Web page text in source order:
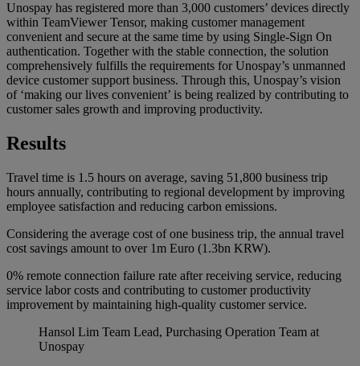
Unospay has registered more than 3,000 customers’ devices directly
within TeamViewer Tensor, making customer management
convenient and secure at the same time by using Single-Sign On
authentication. Together with the stable connection, the solution
comprehensively fulfills the requirements for Unospay’s unmanned
device customer support business. Through this, Unospay’s vision
of ‘making our lives convenient’ is being realized by contributing to
customer sales growth and improving productivity.
Results
Travel time is 1.5 hours on average, saving 51,800 business trip
hours annually, contributing to regional development by improving
employee satisfaction and reducing carbon emissions.
Considering the average cost of one business trip, the annual travel
cost savings amount to over 1m Euro (1.3bn KRW).
0% remote connection failure rate after receiving service, reducing
service labor costs and contributing to customer productivity
improvement by maintaining high-quality customer service.
Hansol Lim Team Lead, Purchasing Operation Team at
Unospay